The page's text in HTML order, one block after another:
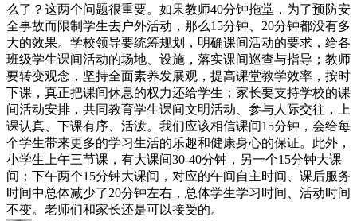
么了？这两个问题很重要。如果教师40分钟拖堂，为了预防安
全事故而限制学生去户外活动，那么15分钟、20分钟都没有多
大的效果。学校领导要统筹规划，明确课间活动的要求，给各
班级学生课间活动的场地、设施，落实课间巡查与指导；教师
要转变观念，坚持全面素养发展观，提高课堂教学效率，按时
下课，真正把课间休息的权力还给学生；家长要支持学校的课
间活动安排，共同教育学生课间文明活动、参与人际交往，上
课认真、下课有序、活泼。我们应该相信课间15分钟，会给每
个学生带来更多的学习生活的乐趣和健康身心的保证。此外，
小学生上午三节课，有大课间30-40分钟，另一个15分钟大课
间；下午两个15分钟大课间，对应的午间自主时间、课后服务
时间中总体减少了20分钟左右，总体学生学习时间、活动时间
不变。老师们和家长还是可以接受的。